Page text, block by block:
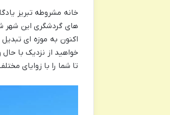
خانه مشروطه تبریز
های گردشگری این شهر
اکنون به موزه ای
خواهید از نزدیک با
تا شما را با زوایای